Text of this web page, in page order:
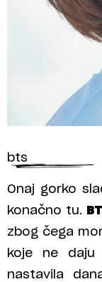
bts
Onaj gorko
konačno tu.
zbog čega
koje ne daju
nastavila